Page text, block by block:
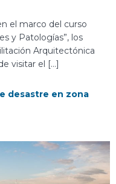
el marco del curso
y Patologías”, los
Arquitectónica
visitar el […]
desastre en zona